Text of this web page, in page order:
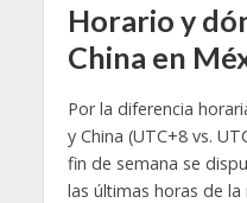
Horario y
China en
Por la diferencia
y China (UTC+8 vs.
fin de semana se
las últimas horas de